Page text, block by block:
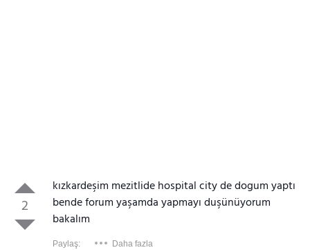
2
kızkardeşim mezitlide hospital city de dogum yaptı
bende forum yaşamda yapmayı duşünüyorum
bakalım
Paylaş: Daha fazla